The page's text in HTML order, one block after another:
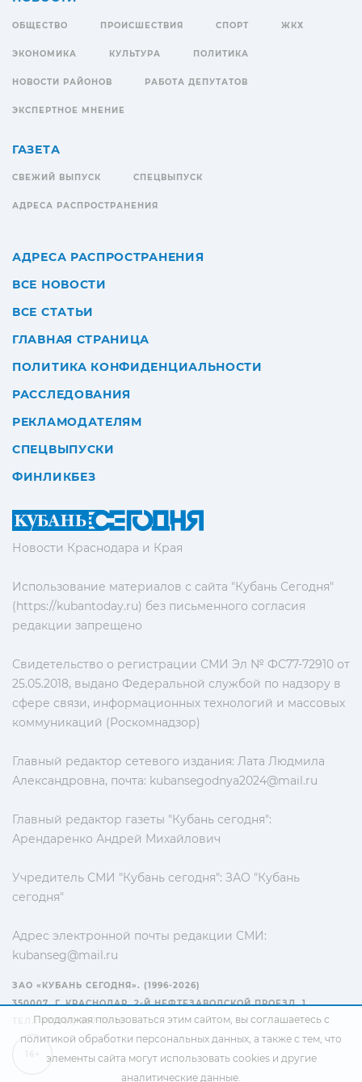
Новости Краснодара и Края
Использование материалов с сайта "Кубань Сегодня"
(https://kubantoday.ru) без письменного согласия
редакции запрещено
Свидетельство о регистрации СМИ Эл № ФС77-72910 от
25.05.2018, выдано Федеральной службой по надзору в
сфере связи, информационных технологий и массовых
коммуникаций (Роскомнадзор)
Главный редактор сетевого издания: Лата Людмила
Александровна, почта: kubansegodnya2024@mail.ru
Главный редактор газеты "Кубань сегодня":
Арендаренко Андрей Михайлович
Учредитель СМИ "Кубань сегодня": ЗАО "Кубань
сегодня"
Адрес электронной почты редакции СМИ:
kubanseg@mail.ru
ОБЩЕСТВО ПРОИСШЕСТВИЯ СПОРТ ЖКХ
ЭКОНОМИКА КУЛЬТУРА ПОЛИТИКА
НОВОСТИ РАЙОНОВ РАБОТА ДЕПУТАТОВ
ЭКСПЕРТНОЕ МНЕНИЕ
ГАЗЕТА
СВЕЖИЙ ВЫПУСК СПЕЦВЫПУСК
АДРЕСА РАСПРОСТРАНЕНИЯ
АДРЕСА РАСПРОСТРАНЕНИЯ
ВСЕ НОВОСТИ
ВСЕ СТАТЬИ
ГЛАВНАЯ СТРАНИЦА
ПОЛИТИКА КОНФИДЕНЦИАЛЬНОСТИ
РАССЛЕДОВАНИЯ
РЕКЛАМОДАТЕЛЯМ
СПЕЦВЫПУСКИ
ФИНЛИКБЕЗ
ЗАО «КУБАНЬ СЕГОДНЯ». (1996-2026)
350007, Г. КРАСНОДАР, 2-Й НЕФТЕЗАВОДСКОЙ ПРОЕЗД, 1
ТЕЛ.: +7(861) 267-15-15
Продолжая пользоваться этим сайтом, вы соглашаетесь с
политикой обработки персональных данных, а также с тем, что
элементы сайта могут использовать cookies и другие
аналитические данные.